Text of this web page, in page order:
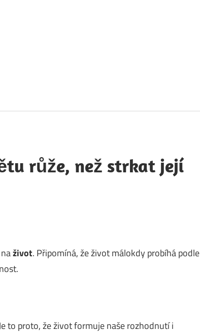
růže, než strkat její
život. Připomíná, že život málokdy probíhá podle
to proto, že život formuje naše rozhodnutí i